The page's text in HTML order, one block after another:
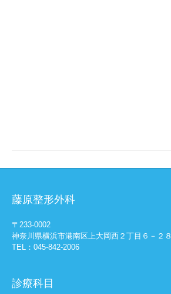
藤原整形外科
〒233-0002
神奈川県横浜市港南区上大岡西２丁目６－２８
TEL：045-842-2006
診療科目